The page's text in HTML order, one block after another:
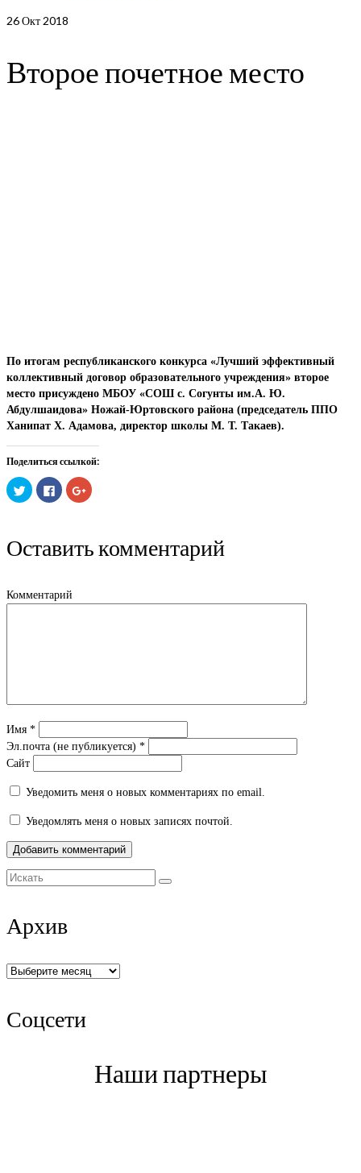
26Окт 2018
Второе почетное место
По итогам республиканского конкурса «Лучший эффективный
коллективный договор образовательного учреждения» второе
место присуждено МБОУ «СОШ с. Согунты им.А. Ю.
Абдулшаидова» Ножай-Юртовского района (председатель ППО
Ханипат Х. Адамова, директор школы М. Т. Такаев).
Поделиться ссылкой:
Нажмите,
чтобы
поделиться
в
новом
Нажмите
здесь,
чтобы
Facebook.
(Открывается
Нажмите,
чтобы
в
новом
Оставить комментарий
Комментарий
Имя *
Эл.почта (не публикуется) *
Сайт
Уведомить меня о новых комментариях по email.
Уведомлять меня о новых записях почтой.
Искать:
Архив
Архив
Соцсети
Наши партнеры